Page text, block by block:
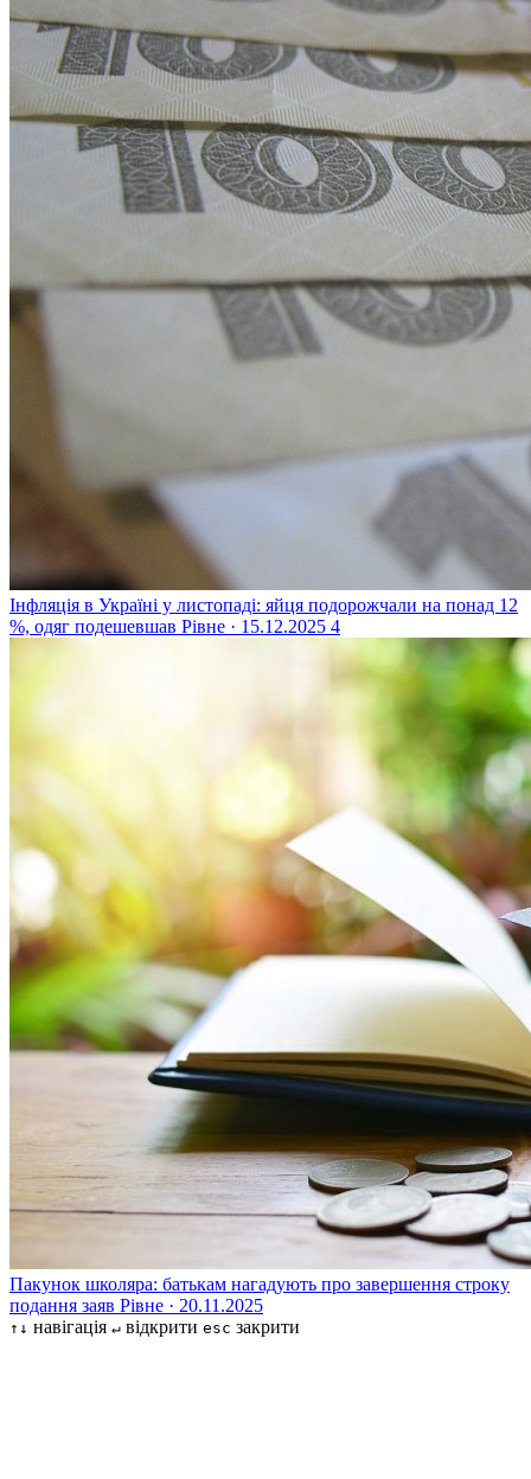
Інфляція в Україні у листопаді: яйця подорожчали на понад 12
%, одяг подешевшав Рівне · 15.12.2025 4
Пакунок школяра: батькам нагадують про завершення строку
подання заяв Рівне · 20.11.2025
↑↓ навігація ↵ відкрити esc закрити